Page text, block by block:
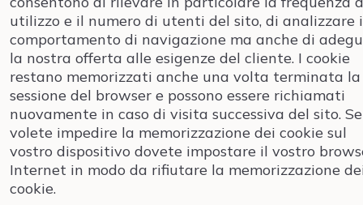
utilizzo e il numero di utenti del sito, di analizzare
comportamento di navigazione ma anche di
la nostra offerta alle esigenze del cliente. I cookie
restano memorizzati anche una volta terminata la
sessione del browser e possono essere richiamati
nuovamente in caso di visita successiva del sito. Se
volete impedire la memorizzazione dei cookie sul
vostro dispositivo dovete impostare il vostro
Internet in modo da rifiutare la memorizzazione
cookie.